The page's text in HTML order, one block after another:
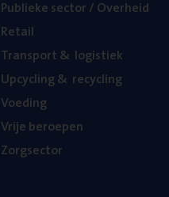
Publie­ke sec­tor / Overheid
Retail
Trans­port& logistiek
Upcy­cling& recycling
Voe­ding
Vrije beroe­pen
Zorg­sec­tor